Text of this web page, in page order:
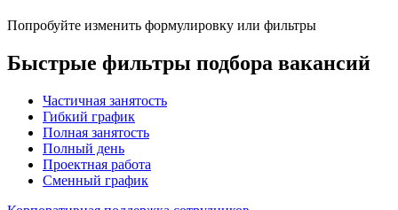
Попробуйте изменить формулировку или фильтры
Быстрые фильтры подбора вакансий
Частичная занятость
Гибкий график
Полная занятость
Полный день
Проектная работа
Сменный график